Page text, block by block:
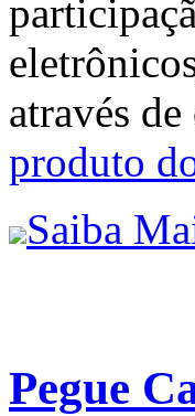
através de
produto
Saiba
Pegue